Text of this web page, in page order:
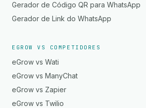
Gerador de Código QR para WhatsApp
Gerador de Link do WhatsApp
EGROW VS COMPETIDORES
eGrow vs Wati
eGrow vs ManyChat
eGrow vs Zapier
eGrow vs Twilio